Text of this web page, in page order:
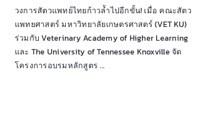
วงการสัตวแพทย์ไทยก้าวล้ำไปอีกขั้น! เมื่อ คณะสัตว
แพทยศาสตร์ มหาวิทยาลัยเกษตรศาสตร์ (VET KU)
ร่วมกับ Veterinary Academy of Higher Learning
และ The University of Tennessee Knoxville จัด
โครงการอบรมหลักสูตร ...